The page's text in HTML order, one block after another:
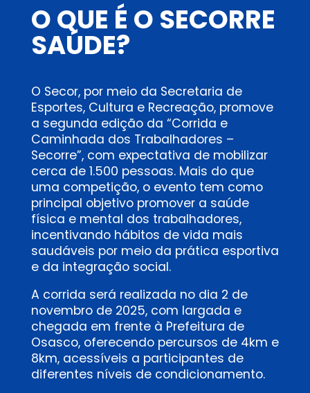
O QUE É O SECORRE
SAÚDE?
O Secor, por meio da Secretaria de
Esportes, Cultura e Recreação, promove
a segunda edição da “Corrida e
Caminhada dos Trabalhadores –
Secorre”, com expectativa de mobilizar
cerca de 1.500 pessoas. Mais do que
uma competição, o evento tem como
principal objetivo promover a saúde
física e mental dos trabalhadores,
incentivando hábitos de vida mais
saudáveis por meio da prática esportiva
e da integração social.
A corrida será realizada no dia 2 de
novembro de 2025, com largada e
chegada em frente à Prefeitura de
Osasco, oferecendo percursos de 4km e
8km, acessíveis a participantes de
diferentes níveis de condicionamento.